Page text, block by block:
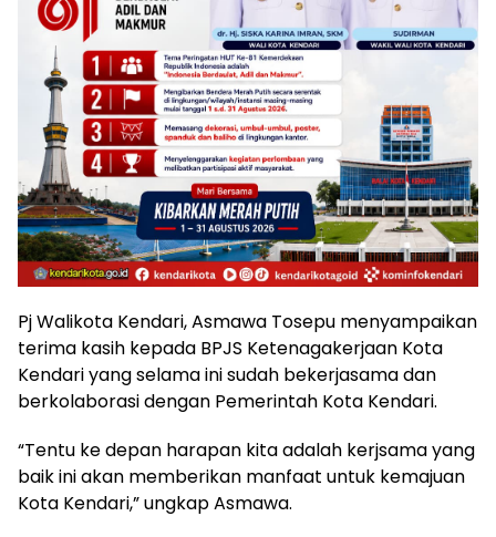
Pj Walikota Kendari, Asmawa Tosepu menyampaikan
terima kasih kepada BPJS Ketenagakerjaan Kota
Kendari yang selama ini sudah bekerjasama dan
berkolaborasi dengan Pemerintah Kota Kendari.
“Tentu ke depan harapan kita adalah kerjsama yang
baik ini akan memberikan manfaat untuk kemajuan
Kota Kendari,” ungkap Asmawa.